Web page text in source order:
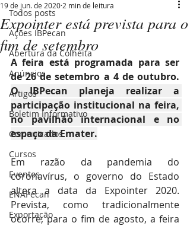
Todos posts
Ações IBPecan
Abertura da Colheita
Anúncios
Artigos
Boletim Informativo
Comunicados
Cursos
Eventos
ENAPecan
Exportação
Expointer está prevista para o
fim de setembro
19 de jun. de 2020 2 min de leitura
A feira está programada para ser
O IBPecan planeja realizar a
participação institucional na feira,
no pavilhão internacional e no
espaço da Emater.
Em razão da pandemia do
coronavírus, o governo do Estado
altera a data da Expointer 2020.
Prevista, como tradicionalmente
ocorre, para o fim de agosto, a feira